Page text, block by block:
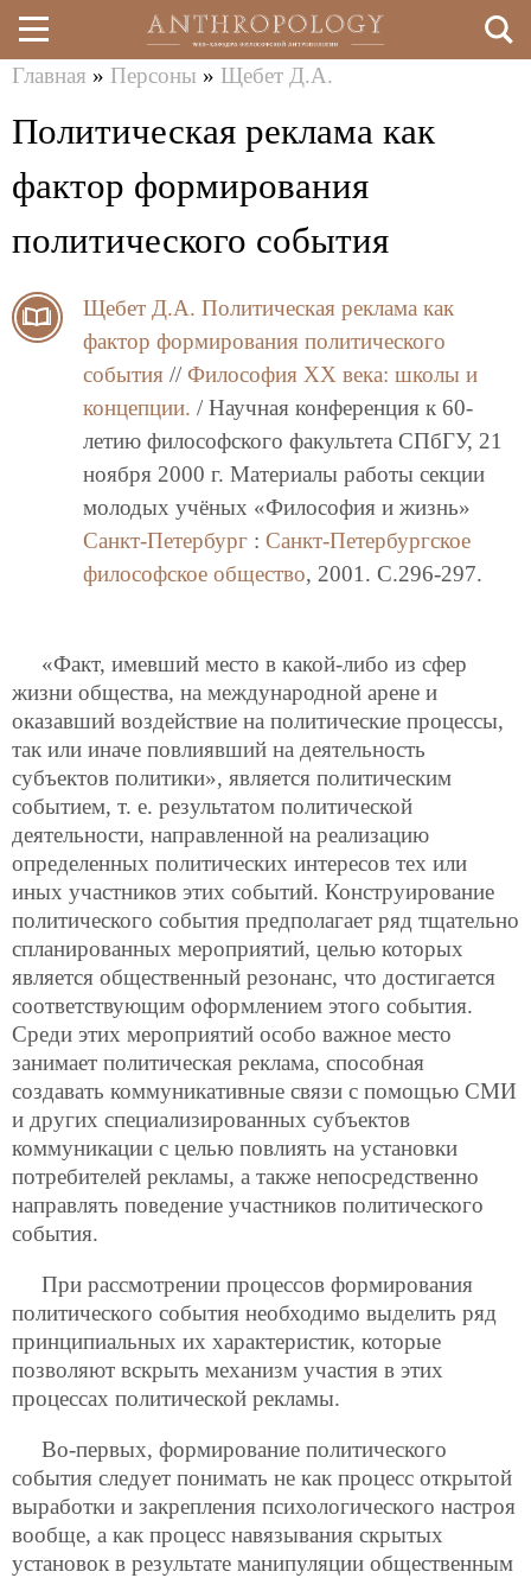
Перейти
к
основному
здесь
Главная » Персоны » Щебет Д.А.
Политическая реклама как
фактор формирования
политического события
Щебет Д.А. Политическая реклама как
фактор формирования политического
события // Философия XX века: школы и
концепции. / Научная конференция к 60-
летию философского факультета СПбГУ, 21
ноября 2000 г. Материалы работы секции
молодых учёных «Философия и жизнь»
Санкт-Петербург : Санкт-Петербургское
философское общество, 2001. C.296-297.
«Факт, имевший место в какой-либо из сфер
жизни общества, на международной арене и
оказавший воздействие на политические процессы,
так или иначе повлиявший на деятельность
субъектов политики», является политическим
событием, т. е. результатом политической
деятельности, направленной на реализацию
определенных политических интересов тех или
иных участников этих событий. Конструирование
политического события предполагает ряд тщательно
спланированных мероприятий, целью которых
является общественный резонанс, что достигается
соответствующим оформлением этого события.
Среди этих мероприятий особо важное место
занимает политическая реклама, способная
создавать коммуникативные связи с помощью СМИ
и других специализированных субъектов
коммуникации с целью повлиять на установки
потребителей рекламы, а также непосредственно
направлять поведение участников политического
события.
При рассмотрении процессов формирования
политического события необходимо выделить ряд
принципиальных их характеристик, которые
позволяют вскрыть механизм участия в этих
процессах политической рекламы.
Во-первых, формирование политического
события следует понимать не как процесс открытой
выработки и закрепления психологического настроя
вообще, а как процесс навязывания скрытых
установок в результате манипуляции общественным